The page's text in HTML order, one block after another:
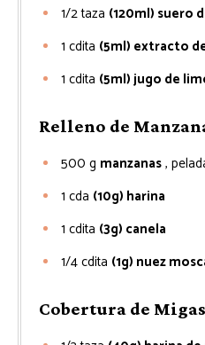
1/2taza (120ml) suero
1 cdita (5ml) extracto
1 cdita (5ml) jugo de
Relleno de
500 g manzanas,
1 cda (10g) harina
1 cdita (3g) canela
1/4cdita (1g) nuez
Cobertura de Migas